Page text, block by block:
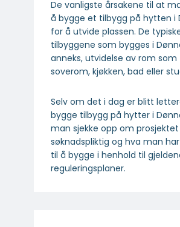
De vanligste årsakene til at
å bygge et tilbygg på hytten i
for å utvide plassen. De
tilbyggene som bygges i
anneks, utvidelse av rom som
soverom, kjøkken, bad eller
Selv om det i dag er blitt
bygge tilbygg på hytter i
man sjekke opp om
søknadspliktig og hva man
til å bygge i henhold til
reguleringsplaner.